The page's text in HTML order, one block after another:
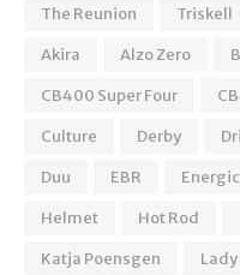
The Reunion
Triskell
Akira
Alzo Zero
CB400 Super Four
Culture
Derby
Duu
EBR
Helmet
Hot Rod
Katja Poensgen
Lady